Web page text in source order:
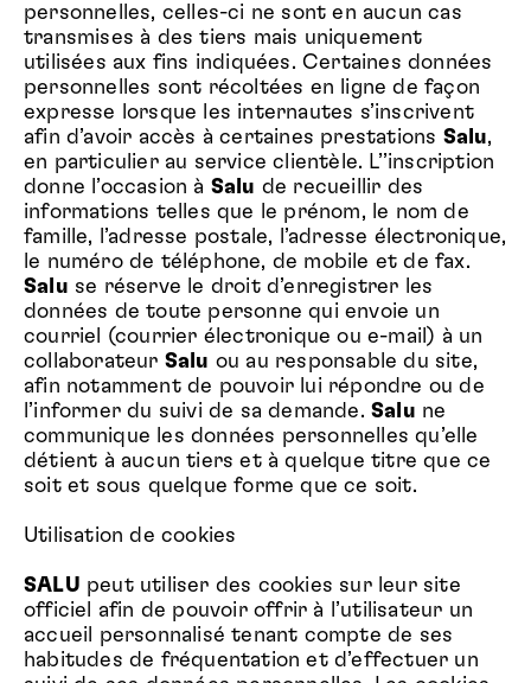
personnelles, celles-ci ne sont en aucun cas
transmises à des tiers mais uniquement
utilisées aux fins indiquées. Certaines données
personnelles sont récoltées en ligne de façon
expresse lorsque les internautes s’inscrivent
afin d’avoir accès à certaines prestations Salu,
en particulier au service clientèle. L’’inscription
donne l’occasion à Salu de recueillir des
informations telles que le prénom, le nom de
famille, l’adresse postale, l’adresse électronique,
le numéro de téléphone, de mobile et de fax.
Salu se réserve le droit d’enregistrer les
données de toute personne qui envoie un
courriel (courrier électronique ou e-mail) à un
collaborateur Salu ou au responsable du site,
afin notamment de pouvoir lui répondre ou de
l’informer du suivi de sa demande. Salu ne
communique les données personnelles qu’elle
détient à aucun tiers et à quelque titre que ce
soit et sous quelque forme que ce soit.
Utilisation de cookies
SALU peut utiliser des cookies sur leur site
officiel afin de pouvoir offrir à l’utilisateur un
accueil personnalisé tenant compte de ses
habitudes de fréquentation et d’effectuer un